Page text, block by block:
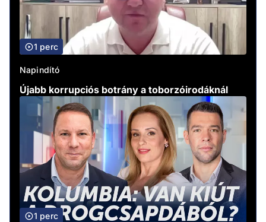
1 perc
Napindító
Újabb korrupciós botrány a toborzóirodáknál
1 perc